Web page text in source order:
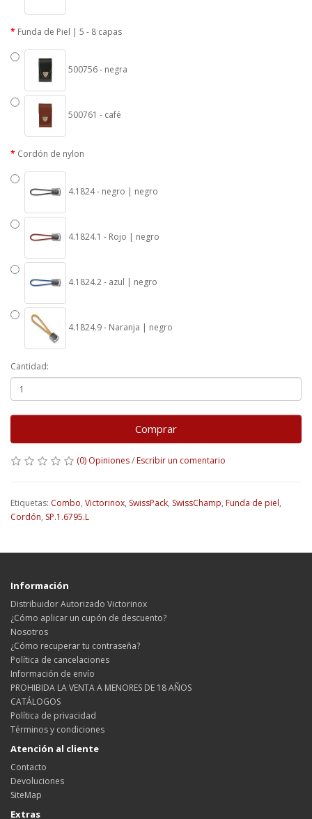
Funda de Piel | 5 - 8 capas
500756 - negra
500761 - café
Cordón de nylon
4.1824 - negro | negro
4.1824.1 - Rojo | negro
4.1824.2 - azul | negro
4.1824.9 - Naranja | negro
Cantidad:
Comprar
(0) Opiniones/ Escribir un comentario
Etiquetas: Combo, Victorinox, SwissPack, SwissChamp, Funda de piel,
Cordón, SP.1.6795.L
Información
Distribuidor Autorizado Victorinox
¿Cómo aplicar un cupón de descuento?
Nosotros
¿Cómo recuperar tu contraseña?
Política de cancelaciones
Información de envío
PROHIBIDA LA VENTA A MENORES DE 18 AÑOS
CATÁLOGOS
Política de privacidad
Términos y condiciones
Atención al cliente
Contacto
Devoluciones
SiteMap
Extras